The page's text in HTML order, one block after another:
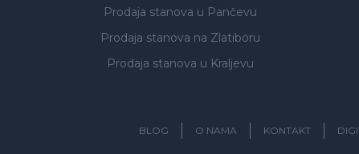
Prodaja stanova u Pančevu
Prodaja stanova na Zlatiboru
Prodaja stanova u Kraljevu
BLOG O NAMA KONTAKT